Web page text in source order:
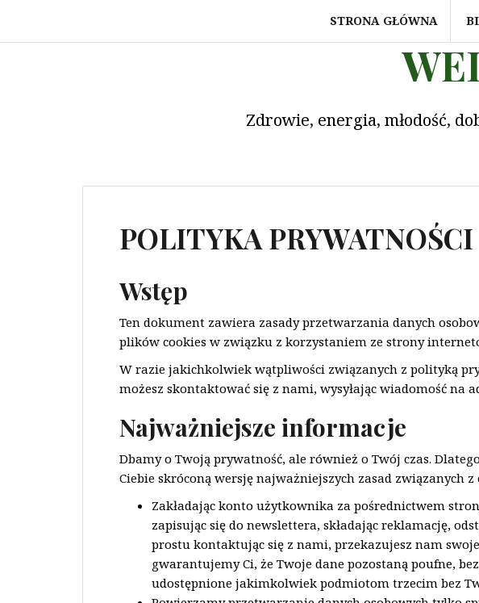
treści
STRONA GŁÓWNA
Zdrowie, energia, młodość,
POLITYKA PRYWATNOŚCI
Wstęp
Ten dokument zawiera zasady przetwarzania danych
plików cookies w związku z korzystaniem ze strony
W razie jakichkolwiek wątpliwości związanych z polityką
możesz skontaktować się z nami, wysyłając wiadomość na
Najważniejsze informacje
Dbamy o Twoją prywatność, ale również o Twój czas.
Ciebie skróconą wersję najważniejszych zasad związanych
Zakładając konto użytkownika za pośrednictwem
zapisując się do newslettera, składając reklamację,
prostu kontaktując się z nami, przekazujesz nam
gwarantujemy Ci, że Twoje dane pozostaną poufne,
udostępnione jakimkolwiek podmiotom trzecim bez